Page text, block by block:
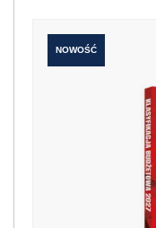
NOWOŚĆ